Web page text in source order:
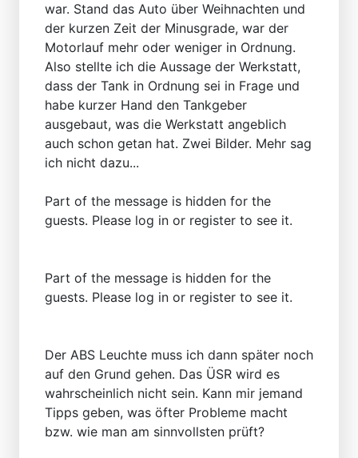
war. Stand das Auto über Weihnachten und
der kurzen Zeit der Minusgrade, war der
Motorlauf mehr oder weniger in Ordnung.
Also stellte ich die Aussage der Werkstatt,
dass der Tank in Ordnung sei in Frage und
habe kurzer Hand den Tankgeber
ausgebaut, was die Werkstatt angeblich
auch schon getan hat. Zwei Bilder. Mehr sag
ich nicht dazu...
Part of the message is hidden for the
guests. Please log in or register to see it.
Part of the message is hidden for the
guests. Please log in or register to see it.
Der ABS Leuchte muss ich dann später noch
auf den Grund gehen. Das ÜSR wird es
wahrscheinlich nicht sein. Kann mir jemand
Tipps geben, was öfter Probleme macht
bzw. wie man am sinnvollsten prüft?